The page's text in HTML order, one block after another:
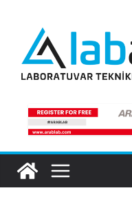
content